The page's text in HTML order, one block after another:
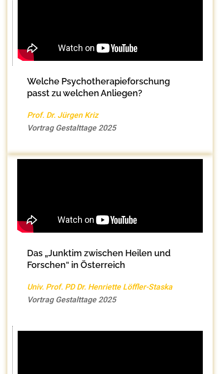
Welche Psychotherapieforschung
passt zu welchen Anliegen?
Prof. Dr. Jürgen Kriz
Vortrag Gestalttage 2025
Das „Junktim zwischen Heilen und
Forschen“ in Österreich
Univ. Prof. PD Dr. Henriette Löffler-Staska
Vortrag Gestalttage 2025